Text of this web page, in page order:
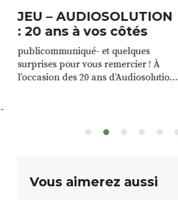
JEU – AUDIOSOLUTION
: 20 ans à vos côtés
publicommuniqué- et quelques
surprises pour vous remercier ! À
l’occasion des 20 ans d’Audiosolution,
sont à gagner, sélectionnés auprès
12h à […]
Vous aimerez aussi